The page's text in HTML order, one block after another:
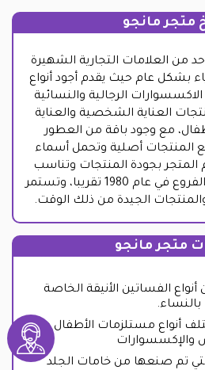
متجر مانجو
من العلامات التجارية الشهيرة
بشكل عام حيث يقدم أجود أنواع
الرجالية والنسائية
العناية الشخصية والعناية
مع وجود باقة من العطور
المنتجات أصلية وتحمل أسماء
المتجر بجودة المنتجات وتناسب
الأسعار منذ افتتاح أولى الفروع في عام 1980 تقريبا، وتستمر
الجيدة من ذلك الوقت.
متجر مانجو
الفساتين الأنيقة الخاصة
بالنساء.
أنواع مستلزمات الأطفال من
والإكسسوارات
تم صنعها من خامات الجلد